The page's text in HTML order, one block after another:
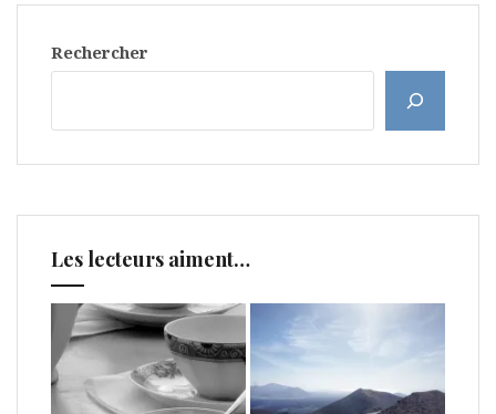
Rechercher
Les lecteurs aiment…